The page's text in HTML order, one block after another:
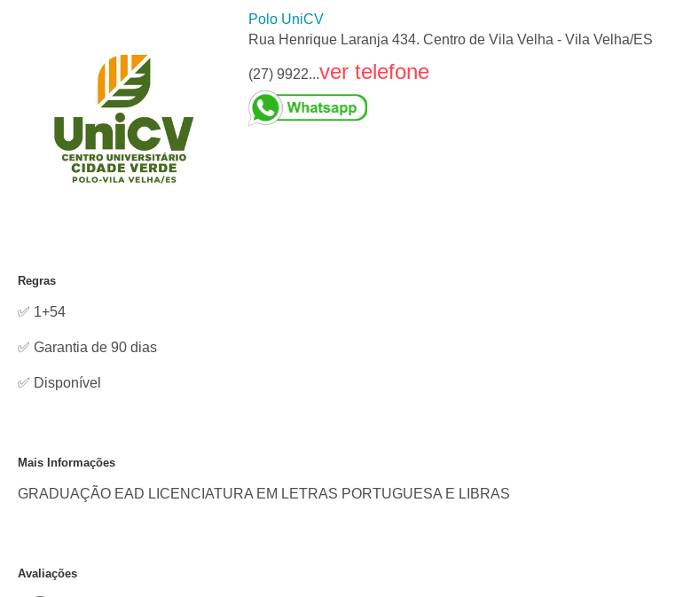
Polo UniCV
Rua Henrique Laranja 434. Centro de Vila Velha - Vila Velha/ES
(27) 9922...ver telefone
Regras
✅ 1+54
✅ Garantia de 90 dias
✅ Disponível
Mais Informações
GRADUAÇÃO EAD LICENCIATURA EM LETRAS PORTUGUESA E LIBRAS
Avaliações